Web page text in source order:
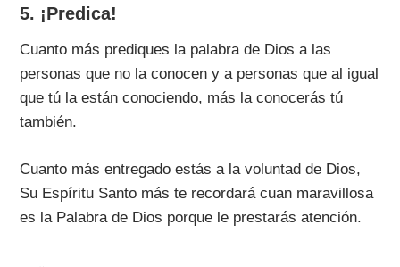
5. ¡Predica!
Cuanto más prediques la palabra de Dios a las
personas que no la conocen y a personas que al igual
que tú la están conociendo, más la conocerás tú
también.
Cuanto más entregado estás a la voluntad de Dios,
Su Espíritu Santo más te recordará cuan maravillosa
es la Palabra de Dios porque le prestarás atención.